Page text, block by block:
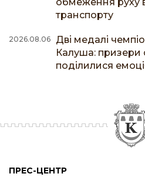
обмеження руху
транспорту
2026.08.06
Дві медалі
Калуша: призери
поділилися
ПРЕС-ЦЕНТР